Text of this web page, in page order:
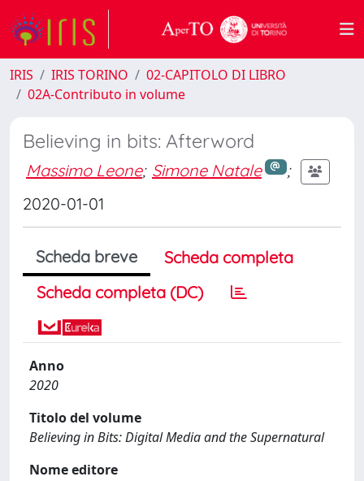
IRIS IRIS TORINO
02-CAPITOLO DI LIBRO
02A-Contributo in volume
Believing in bits: Afterword
Massimo Leone; Simone Natale
;
2020-01-01
Scheda breve
Scheda completa
Scheda completa (DC)
Anno
2020
Titolo del volume
Believing in Bits: Digital Media and the Supernatural
Nome editore